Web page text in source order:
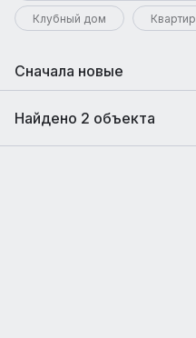
Клубный дом
Сначала новые
Найдено 2 объекта